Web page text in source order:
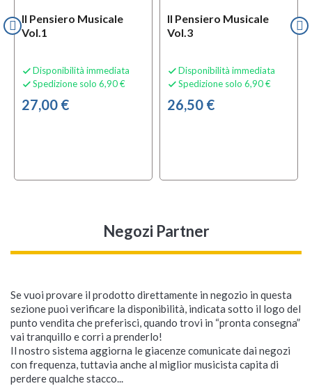
Il Pensiero Musicale
Vol.1
 Disponibilità immediata
 Spedizione solo 6,90 €
27,00 €
Il Pensiero Musicale
Vol.3
 Disponibilità immediata
 Spedizione solo 6,90 €
26,50 €
Negozi Partner
Se vuoi provare il prodotto direttamente in negozio in questa
sezione puoi verificare la disponibilità, indicata sotto il logo del
punto vendita che preferisci, quando trovi in “pronta consegna”
vai tranquillo e corri a prenderlo!
Il nostro sistema aggiorna le giacenze comunicate dai negozi
con frequenza, tuttavia anche al miglior musicista capita di
perdere qualche stacco...